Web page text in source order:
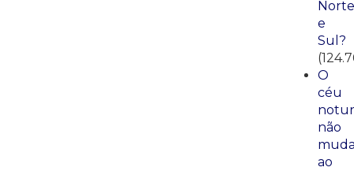
Norte
e
Sul?
O
céu
não
ao